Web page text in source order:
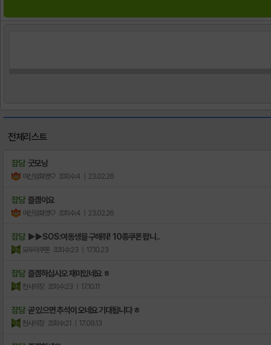
전체리스트
잡담 굿모닝
여신임화영♡ 조회수:4 | 23.02.26
잡담 즐겜이요
여신임화영♡ 조회수:4 | 23.02.26
잡담 ▶▶SOS:여동생을 구해줘! 10종쿠폰 팝니..
모두의쿠폰 조회수:23 | 17.10.23
잡담 즐겜하십시오 재미있네요 ㅎ
천사의장 조회수:23 | 17.10.11
잡담 곧 있으면 추석이 오네요 기대됩니다 ㅎ
천사의장 조회수:21 | 17.09.13